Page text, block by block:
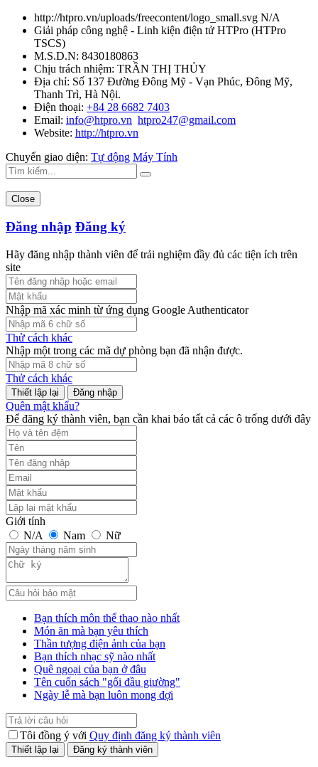
http://htpro.vn/uploads/freecontent/logo_small.svg N/A
Giải pháp công nghệ - Linh kiện điện tử HTPro (HTPro
TSCS)
M.S.D.N: 8430180863
Chịu trách nhiệm: TRẦN THỊ THỦY
Địa chỉ: Số 137 Đường Đông Mỹ - Vạn Phúc, Đông Mỹ,
Thanh Trì, Hà Nội.
Điện thoại: +84 28 6682 7403
Email: info@htpro.vn htpro247@gmail.com
Website: http://htpro.vn
Chuyển giao diện: Tự động Máy Tính
Close
Đăng nhập Đăng ký
Hãy đăng nhập thành viên để trải nghiệm đầy đủ các tiện ích trên
site
Nhập mã xác minh từ ứng dụng Google Authenticator
Thử cách khác
Nhập một trong các mã dự phòng bạn đã nhận được.
Thử cách khác
Đăng nhập
Quên mật khẩu?
Để đăng ký thành viên, bạn cần khai báo tất cả các ô trống dưới đây
Giới tính
N/A
Nam Nữ
Bạn thích môn thể thao nào nhất
Món ăn mà bạn yêu thích
Thần tượng điện ảnh của bạn
Bạn thích nhạc sỹ nào nhất
Quê ngoại của bạn ở đâu
Tên cuốn sách "gối đầu giường"
Ngày lễ mà bạn luôn mong đợi
Tôi đồng ý với Quy định đăng ký thành viên